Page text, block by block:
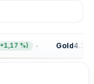
%) Gold